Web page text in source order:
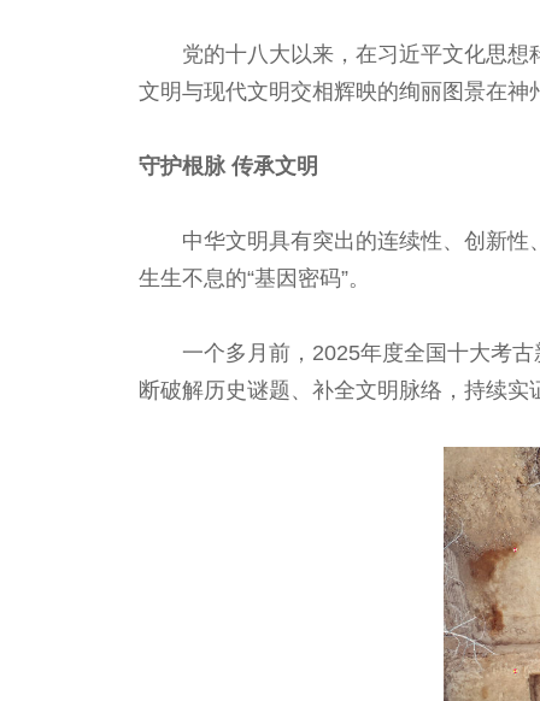
党的十八大以来，在习近平文化思
文明与现代文明交相辉映的绚丽图景在神
守护根脉 传承文明
中华文明具有突出的连续性、创新
生生不息的“基因密码”。
一个多月前，2025年度全国十大考
断破解历史谜题、补全文明脉络，持续实